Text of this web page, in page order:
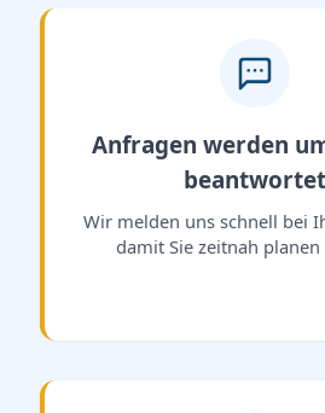
Anfragen werden
beantwortet
Wir melden uns schnell bei
damit Sie zeitnah